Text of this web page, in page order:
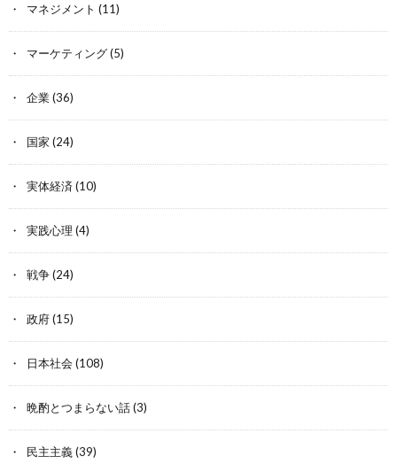
マネジメント (11)
マーケティング(5)
企業(36)
国家 (24)
実体経済 (10)
実践心理 (4)
戦争(24)
政府(15)
日本社会 (108)
晩酌とつまらない話(3)
民主主義(39)